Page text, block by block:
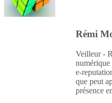
Rémi
Veilleur -
numérique
e-
que peut
présence